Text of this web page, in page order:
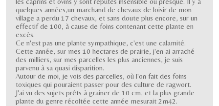
quelques années,un marchand de chevaux de loisir de mon
village a perdu 17 chevaux, et sans doute plus encore, sur un
effectif de 100, à cause de foins contenant cette plante en
excès.
Ce n'est pas une plante sympathique, c'est une calamité.
Cette année, sur mes 10 hectares de prairie, j'en ai arraché
des milliers, sur mes parcelles les plus anciennes, je suis
parvenu à sa quasi disparition.
Autour de moi, je vois des parcelles, où l'on fait des foins
toxiques qui pouraient passer pour des culture de ragwort.
J'ai vu des sujets prêts à grainer de 10 cm, et la plus grande
plante du genre récoltée cette année mesurait 2m42.